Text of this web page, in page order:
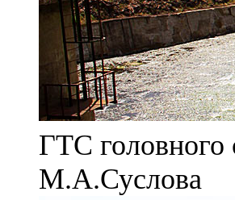
ГТС головного
М.А.Суслова